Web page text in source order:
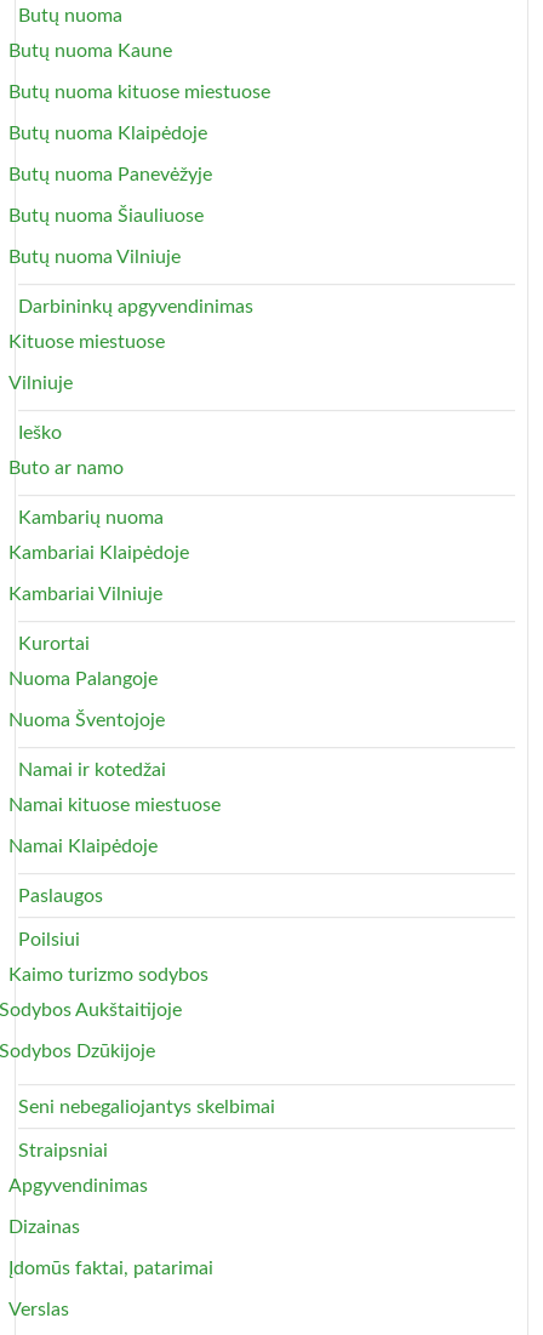
Butų nuoma
Butų nuoma Kaune
Butų nuoma kituose miestuose
Butų nuoma Klaipėdoje
Butų nuoma Panevėžyje
Butų nuoma Šiauliuose
Butų nuoma Vilniuje
Darbininkų apgyvendinimas
Kituose miestuose
Vilniuje
Ieško
Buto ar namo
Kambarių nuoma
Kambariai Klaipėdoje
Kambariai Vilniuje
Kurortai
Nuoma Palangoje
Nuoma Šventojoje
Namai ir kotedžai
Namai kituose miestuose
Namai Klaipėdoje
Paslaugos
Poilsiui
Kaimo turizmo sodybos
Sodybos Aukštaitijoje
Sodybos Dzūkijoje
Seni nebegaliojantys skelbimai
Straipsniai
Apgyvendinimas
Dizainas
Įdomūs faktai, patarimai
Verslas